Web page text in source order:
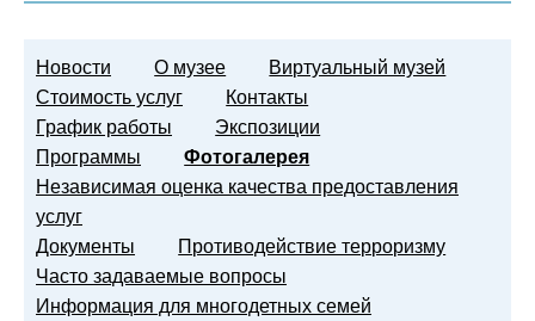
Новости О музее
Виртуальный музей
Стоимость услуг
Контакты
График работы
Экспозиции
Программы
Фотогалерея
Независимая оценка качества предоставления
услуг
Документы
Противодействие терроризму
Часто задаваемые вопросы
Информация для многодетных семей